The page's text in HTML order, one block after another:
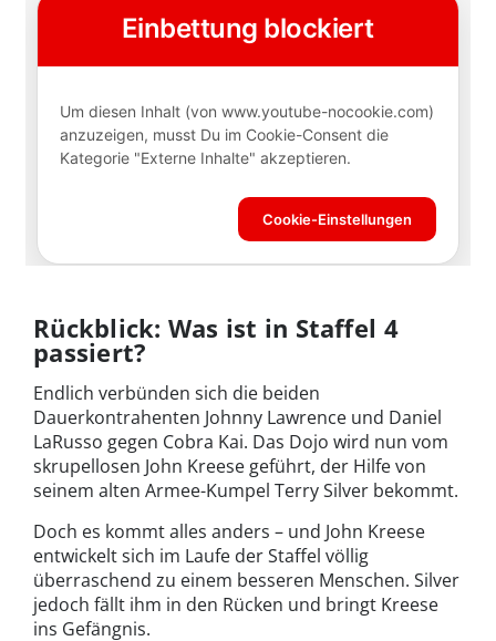
Rückblick: Was ist in Staffel 4
passiert?
Endlich verbünden sich die beiden
Dauerkontrahenten Johnny Lawrence und Daniel
LaRusso gegen Cobra Kai. Das Dojo wird nun vom
skrupellosen John Kreese geführt, der Hilfe von
seinem alten Armee-Kumpel Terry Silver bekommt.
Doch es kommt alles anders – und John Kreese
entwickelt sich im Laufe der Staffel völlig
überraschend zu einem besseren Menschen. Silver
jedoch fällt ihm in den Rücken und bringt Kreese
ins Gefängnis.